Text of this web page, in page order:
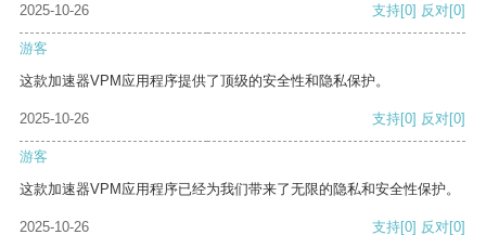
2025-10-26 支持[0] 反对[0]
游客
这款加速器VPM应用程序提供了顶级的安全性和隐私保护。
2025-10-26 支持[0] 反对[0]
游客
这款加速器VPM应用程序已经为我们带来了无限的隐私和安全性保护。
2025-10-26 支持[0] 反对[0]